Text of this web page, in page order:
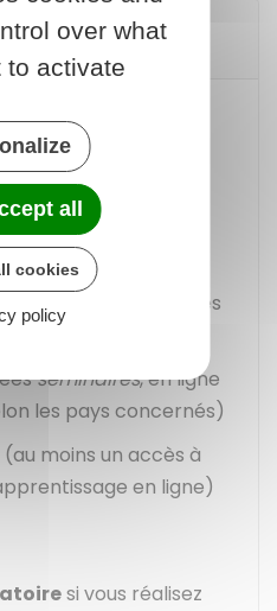
un volontaire du
?
bénéficiez d'une
à l'envoi
l'organisme agréé
qui vous envoie en
vous bénéficiez des
séminaires, en ligne
les pays concernés)
moins un accès à
en ligne)
si vous réalisez
over what
to activate
all
cookies
policy